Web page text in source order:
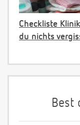
Checkliste
du nichts
Best